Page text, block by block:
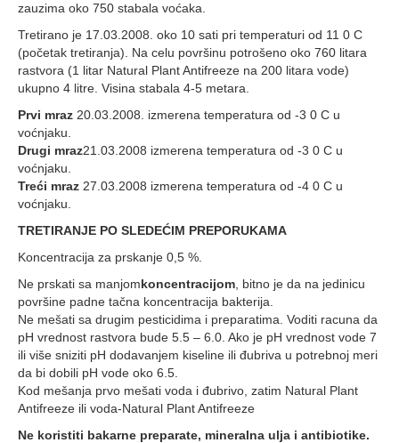
zauzima oko 750 stabala voćaka.
Tretirano je 17.03.2008. oko 10 sati pri temperaturi od 11 0 C
(početak tretiranja). Na celu površinu potrošeno oko 760 litara
rastvora (1 litar Natural Plant Antifreeze na 200 litara vode)
ukupno 4 litre. Visina stabala 4-5 metara.
Prvi mraz 20.03.2008. izmerena temperatura od -3 0 C u
voćnjaku.
Drugi mraz21.03.2008 izmerena temperatura od -3 0 C u
voćnjaku.
Treći mraz 27.03.2008 izmerena temperatura od -4 0 C u
voćnjaku.
TRETIRANJE PO SLEDEĆIM PREPORUKAMA
Koncentracija za prskanje 0,5 %.
Ne prskati sa manjomkoncentracijom , bitno je da na jedinicu
površine padne tačna koncentracija bakterija.
Ne mešati sa drugim pesticidima i preparatima. Voditi racuna da
pH vrednost rastvora bude 5.5 – 6.0. Ako je pH vrednost vode 7
ili više sniziti pH dodavanjem kiseline ili đubriva u potrebnoj meri
da bi dobili pH vode oko 6.5.
Kod mešanja prvo mešati voda i đubrivo, zatim Natural Plant
Antifreeze ili voda-Natural Plant Antifreeze
Ne koristiti bakarne preparate, mineralna ulja i antibiotike.